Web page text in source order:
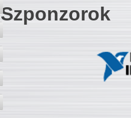
Szponzorok